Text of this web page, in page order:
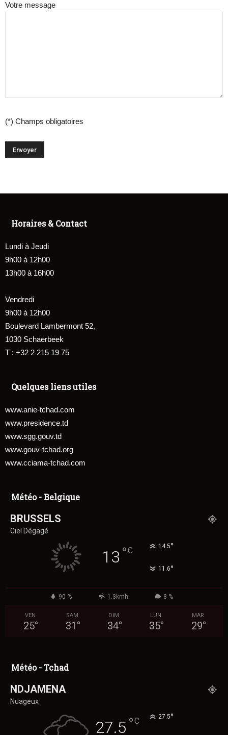
Votre message
(*) Champs obligatoires
Horaires & Contact
Lundi à Jeudi
9h00 à 12h00
13h00 à 16h00
Vendredi
9h00 à 12h00
Boulevard Lambermont 52,
1030 Schaerbeek
T : +32 2 215 19 75
Quelques liens utiles
www.anie-tchad.com
www.presidence.td
www.sgg.gouv.td
www.gouv-tchad.org
www.cciama-tchad.com
Météo - Belgique
BRUSSELS
Ciel Dégagé
13 °C 14.5°
11.6°
90 % 1.3kmh 8 %
VEN
25°
SAM
31 °
DIM
34°
LUN
35°
MAR
29°
Météo - Tchad
NDJAMENA
Nuageux
27.5 °C 27.5°